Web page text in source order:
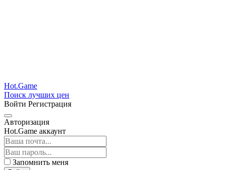
Hot.Game
Поиск лучших цен
Войти Регистрация
Авторизация
Hot.Game аккаунт
Запомнить меня